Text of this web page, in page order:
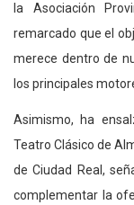
la Asociación
remarcado que el
merece dentro de
los principales
Asimismo, ha
Teatro Clásico de
de Ciudad Real,
complementar la